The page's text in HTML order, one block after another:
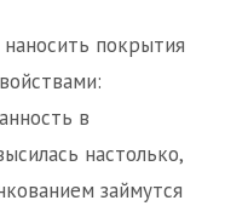
покрытия
в
настолько,
займутся